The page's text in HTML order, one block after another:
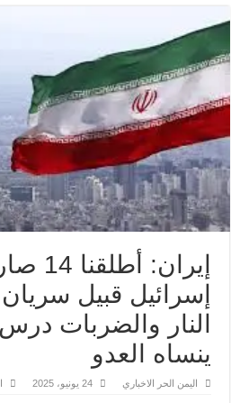
إيران:
إسرائيل قبيل
النار والضربات
ينساه العدو
اليمن الحر الاخباري 24 يونيو، 2025